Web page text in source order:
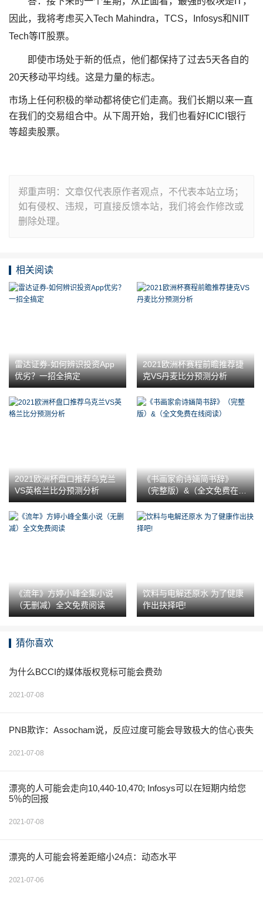
因此，我将考虑买入Tech Mahindra，TCS，Infosys和NIIT
Tech等IT股票。
即使市场处于新的低点，他们都保持了过去5天各自的
20天移动平均线。这是力量的标志。
市场上任何积极的举动都将使它们走高。我们长期以来一直
在我们的交易组合中。从下周开始，我们也看好ICICI银行
等超卖股票。
郑重声明：文章仅代表原作者观点，不代表本站立场；
如有侵权、违规，可直接反馈本站，我们将会作修改或
删除处理。
相关阅读
雷达证券-如何辨识投资App
优劣？一招全搞定
2021欧洲杯赛程前瞻推荐捷
克VS丹麦比分预测分析
2021欧洲杯盘口推荐乌克兰
VS英格兰比分预测分析
《书画家俞诗婳简书辞》
（完整版）&（全文免费在线
阅读）
《流年》方婷小峰全集小说
（无删减）全文免费阅读
饮料与电解还原水 为了健康
作出抉择吧!
猜你喜欢
为什么BCCI的媒体版权竞标可能会费劲
2021-07-08
PNB欺诈：Assocham说，反应过度可能会导致极大的信心丧失
2021-07-08
漂亮的人可能会走向10,440-10,470; Infosys可以在短期内给您
5％的回报
2021-07-08
漂亮的人可能会将差距缩小24点：动态水平
2021-07-06